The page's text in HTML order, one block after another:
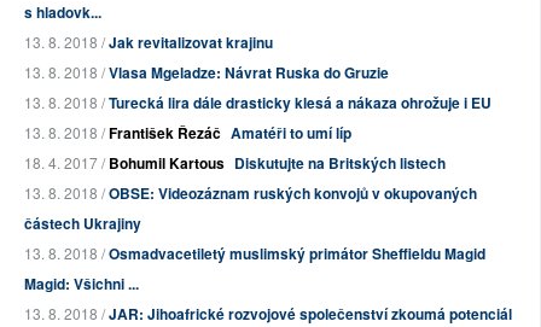
s hladovk...
13. 8. 2018 /Jak revitalizovat krajinu
13. 8. 2018 /Vlasa Mgeladze: Návrat Ruska do Gruzie
13. 8. 2018 /Turecká lira dále drasticky klesá a nákaza ohrožuje i EU
13. 8. 2018 /František Řezáč Amatéři to umí líp
18. 4. 2017 /Bohumil Kartous Diskutujte na Britských listech
13. 8. 2018 /OBSE: Videozáznam ruských konvojů v okupovaných
částech Ukrajiny
13. 8. 2018 /Osmadvacetiletý muslimský primátor Sheffieldu Magid
Magid: Všichni ...
13. 8. 2018 /JAR: Jihoafrické rozvojové společenství zkoumá potenciál